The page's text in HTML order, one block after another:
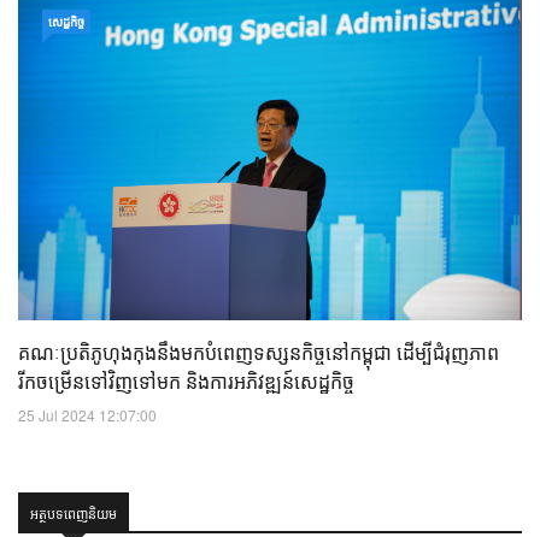
សេដ្ឋកិច្ច
គណៈប្រតិភូហុងកុងនឹងមកបំពេញទស្សនកិច្ចនៅកម្ពុជា ដើម្បីជំរុញភាព
រីកចម្រើនទៅវិញទៅមក និងការអភិវឌ្ឍន៍សេដ្ឋកិច្ច
25 Jul 2024 12:07:00
អត្ថបទពេញនិយម